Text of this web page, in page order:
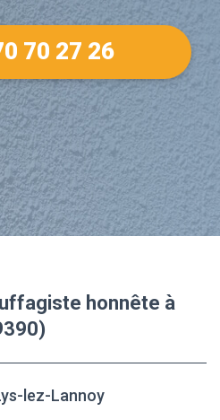
70 27 26
honnête à
lez-Lannoy